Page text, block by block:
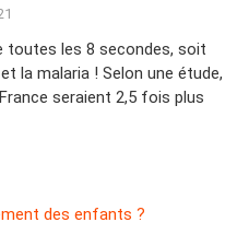
toutes les 8 secondes, soit
la malaria ! Selon une étude,
seraient 2,5 fois plus